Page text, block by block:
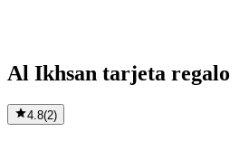
Al Ikhsan tarjeta regalo
4.8(2)